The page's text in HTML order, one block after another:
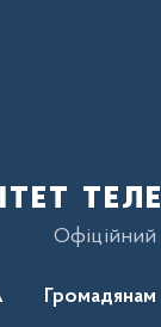
Офіційний
Громадянам